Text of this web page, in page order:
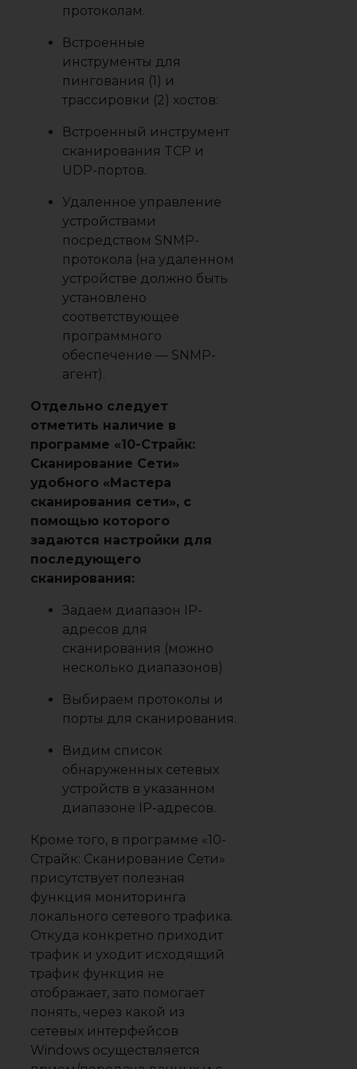
протоколам.
Встроенные
инструменты для
пингования (1) и
трассировки (2) хостов:
Встроенный инструмент
сканирования TCP и
UDP-портов.
Удаленное управление
устройствами
посредством SNMP-
протокола (на удаленном
устройстве должно быть
установлено
соответствующее
программного
обеспечение — SNMP-
агент).
Отдельно следует
отметить наличие в
программе «10-Страйк:
Сканирование Сети»
удобного «Мастера
сканирования сети», с
помощью которого
задаются настройки для
последующего
сканирования:
Задаем диапазон IP-
адресов для
сканирования (можно
несколько диапазонов)
Выбираем протоколы и
порты для сканирования.
Видим список
обнаруженных сетевых
устройств в указанном
диапазоне IP-адресов.
Кроме того, в программе «10-
Страйк: Сканирование Сети»
присутствует полезная
функция мониторинга
локального сетевого трафика.
Откуда конкретно приходит
трафик и уходит исходящий
трафик функция не
отображает, зато помогает
понять, через какой из
сетевых интерфейсов
Windows осуществляется